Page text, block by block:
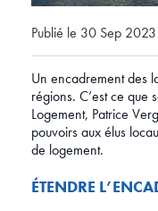
Publié le 30 Sep 2023
Un encadrement des
régions. C’est ce que
Logement, Patrice
pouvoirs aux élus
de logement.
ÉTENDRE